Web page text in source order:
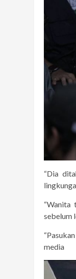
“Dia
“Wanita
sebelum
media